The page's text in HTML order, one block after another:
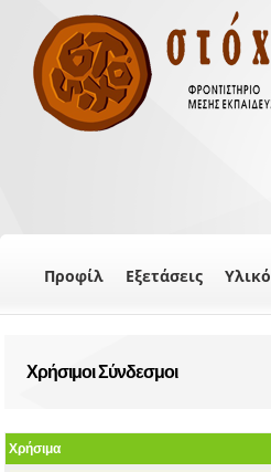
Προφίλ Εξετάσεις Υλικό
Χρήσιμοι Σύνδεσμοι
Χρήσιμα